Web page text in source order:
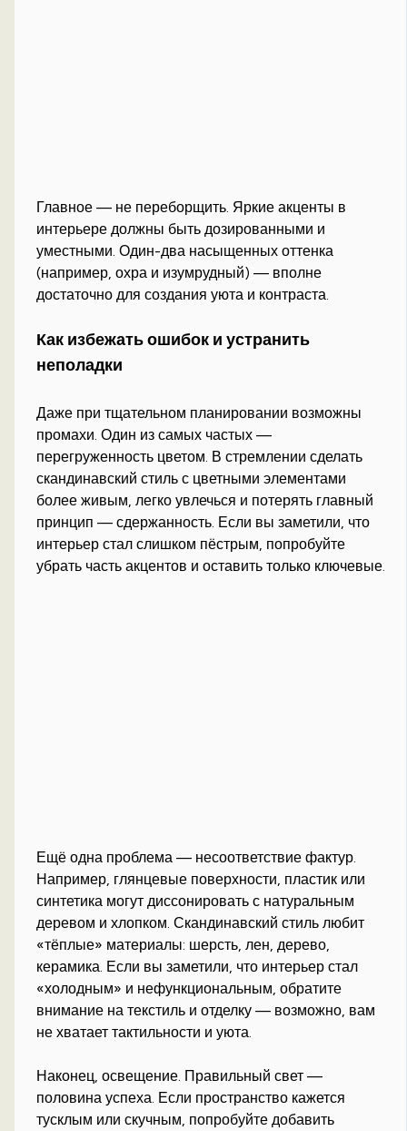
Главное — не переборщить. Яркие акценты в
интерьере должны быть дозированными и
уместными. Один-два насыщенных оттенка
(например, охра и изумрудный) — вполне
достаточно для создания уюта и контраста.
Как избежать ошибок и устранить
неполадки
Даже при тщательном планировании возможны
промахи. Один из самых частых —
перегруженность цветом. В стремлении сделать
скандинавский стиль с цветными элементами
более живым, легко увлечься и потерять главный
принцип — сдержанность. Если вы заметили, что
интерьер стал слишком пёстрым, попробуйте
убрать часть акцентов и оставить только ключевые.
Ещё одна проблема — несоответствие фактур.
Например, глянцевые поверхности, пластик или
синтетика могут диссонировать с натуральным
деревом и хлопком. Скандинавский стиль любит
«тёплые» материалы: шерсть, лен, дерево,
керамика. Если вы заметили, что интерьер стал
«холодным» и нефункциональным, обратите
внимание на текстиль и отделку — возможно, вам
не хватает тактильности и уюта.
Наконец, освещение. Правильный свет —
половина успеха. Если пространство кажется
тусклым или скучным, попробуйте добавить